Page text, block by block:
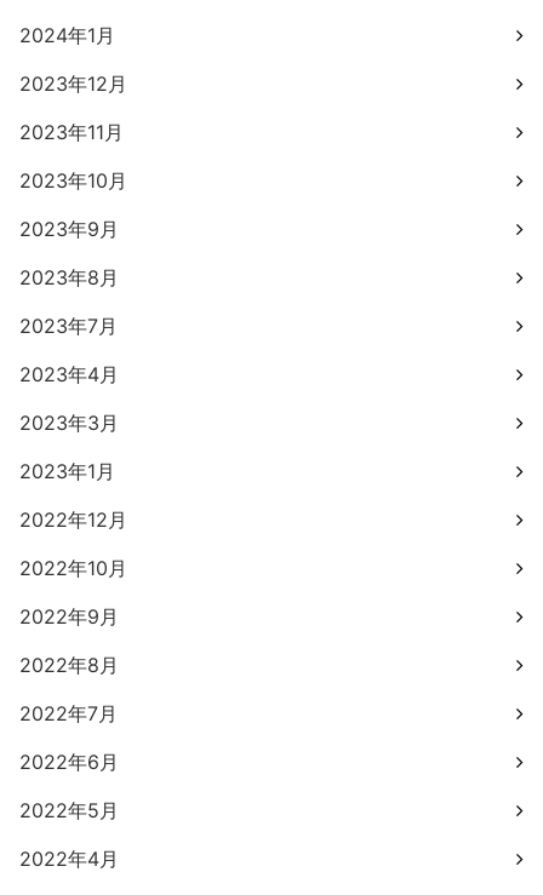
2024年1月
2023年12月
2023年11月
2023年10月
2023年9月
2023年8月
2023年7月
2023年4月
2023年3月
2023年1月
2022年12月
2022年10月
2022年9月
2022年8月
2022年7月
2022年6月
2022年5月
2022年4月